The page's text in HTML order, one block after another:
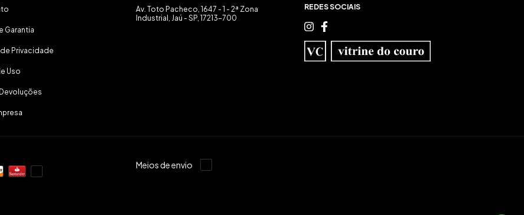
Garantia
Privacidade
Uso
Av. Toto Pacheco, 1647 - 1 - 2ª Zona
Industrial, Jaú - SP, 17213-700
REDES SOCIAIS
Meios de envio